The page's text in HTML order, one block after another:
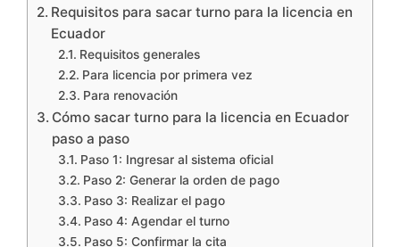
Requisitos para sacar turno para la licencia en
Ecuador
Requisitos generales
Para licencia por primera vez
Para renovación
Cómo sacar turno para la licencia en Ecuador
paso a paso
Paso 1: Ingresar al sistema oficial
Paso 2: Generar la orden de pago
Paso 3: Realizar el pago
Paso 4: Agendar el turno
Paso 5: Confirmar la cita